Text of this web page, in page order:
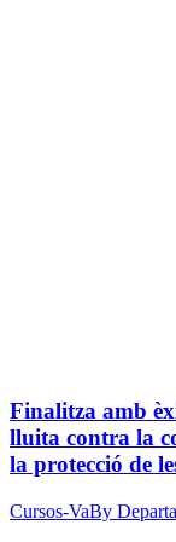
Finalitza amb
lluita contra la
la protecció de
Cursos-VaBy